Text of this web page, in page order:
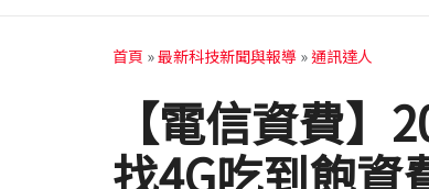
首頁 »最新科技新聞與報導 »通訊達人
【電信資費
找4G吃到飽資